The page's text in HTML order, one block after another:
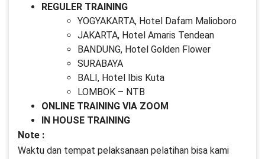
REGULER TRAINING
YOGYAKARTA, Hotel Dafam Malioboro
JAKARTA, Hotel Amaris Tendean
BANDUNG, Hotel Golden Flower
SURABAYA
BALI, Hotel Ibis Kuta
LOMBOK – NTB
ONLINE TRAINING VIA ZOOM
IN HOUSE TRAINING
Note :
Waktu dan tempat pelaksanaan pelatihan bisa kami